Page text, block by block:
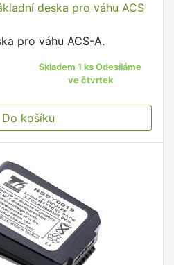
deska pro váhu ACS
pro váhu ACS-A.
Skladem 1 ks Odesíláme
ve čtvrtek
košíku